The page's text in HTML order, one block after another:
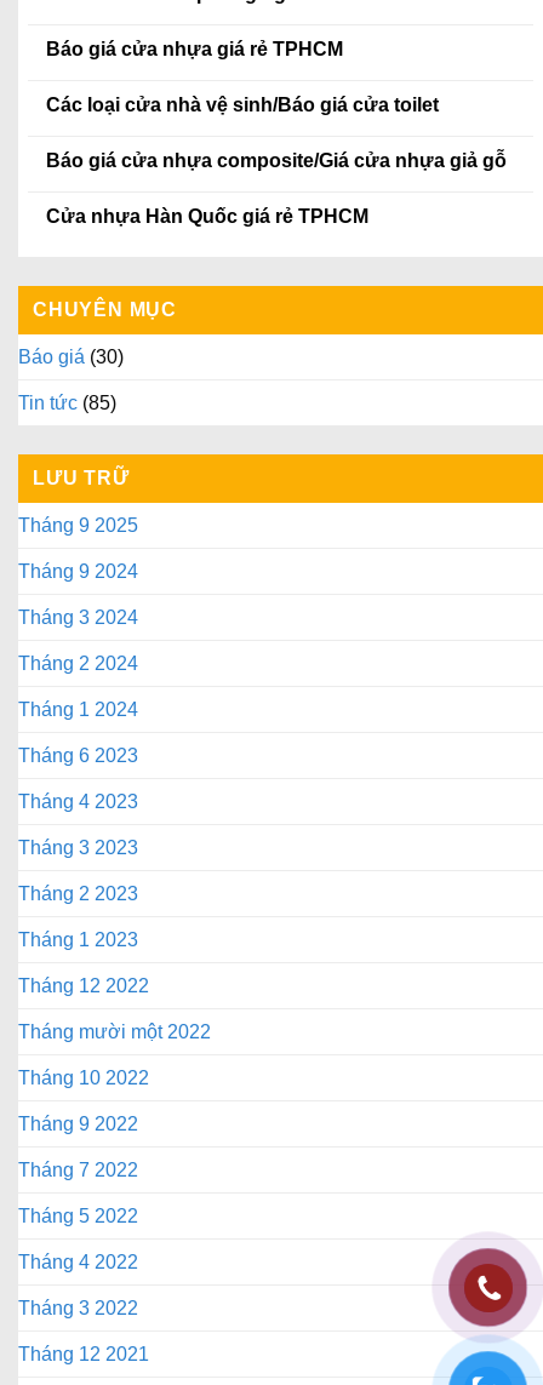
Báo giá cửa nhựa giá rẻ TPHCM
Các loại cửa nhà vệ sinh/Báo giá cửa toilet
Báo giá cửa nhựa composite/Giá cửa nhựa giả gỗ
Cửa nhựa Hàn Quốc giá rẻ TPHCM
CHUYÊN MỤC
Báo giá (30)
Tin tức (85)
LƯU TRỮ
Tháng 9 2025
Tháng 9 2024
Tháng 3 2024
Tháng 2 2024
Tháng 1 2024
Tháng 6 2023
Tháng 4 2023
Tháng 3 2023
Tháng 2 2023
Tháng 1 2023
Tháng 12 2022
Tháng mười một 2022
Tháng 10 2022
Tháng 9 2022
Tháng 7 2022
Tháng 5 2022
Tháng 4 2022
Tháng 3 2022
Tháng 12 2021